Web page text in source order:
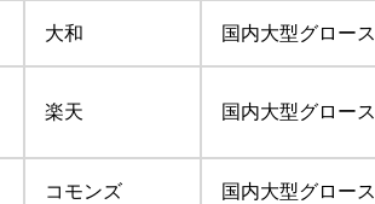
大和 国内大型グロース
楽天 国内大型グロース
コモンズ 国内大型グロース